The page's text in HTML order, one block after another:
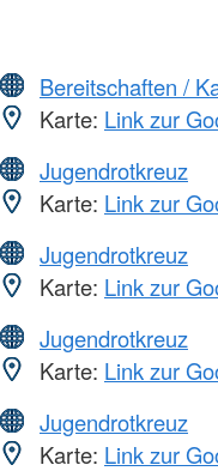
Bereitschaften /
Karte: Link zur
Jugendrotkreuz
Karte: Link zur
Jugendrotkreuz
Karte: Link zur
Jugendrotkreuz
Karte: Link zur
Jugendrotkreuz
Karte: Link zur